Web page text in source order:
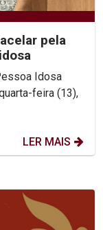
pela
Idosa
feira (13),
LER MAIS